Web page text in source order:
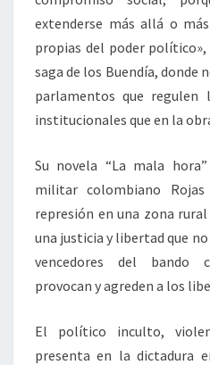
extenderse más allá o
propias del poder
saga de los Buendía, donde
parlamentos que regulen
institucionales que en la
Su novela “La mala
militar colombiano
represión en una zona
una justicia y libertad que
vencedores del bando
provocan y agreden a los
El político inculto,
presenta en la dictadura